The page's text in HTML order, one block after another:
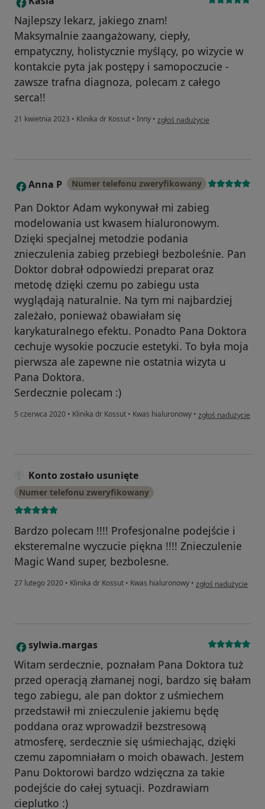
Najlepszy lekarz, jakiego znam!
Maksymalnie zaangażowany, ciepły,
empatyczny, holistycznie myślący, po wizycie w
kontakcie pyta jak postępy i samopoczucie -
zawsze trafna diagnoza, polecam z całego
serca!!
21 kwietnia 2023 • Klinika dr Kossut • Inny • w opinii użytkownika Kasia
zgłoś nadużycie
A Anna P Numer telefonu zweryfikowany
Pan Doktor Adam wykonywał mi zabieg
modelowania ust kwasem hialuronowym.
Dzięki specjalnej metodzie podania
znieczulenia zabieg przebiegł bezboleśnie. Pan
Doktor dobrał odpowiedzi preparat oraz
metodę dzięki czemu po zabiegu usta
wyglądają naturalnie. Na tym mi najbardziej
zależało, ponieważ obawiałam się
karykaturalnego efektu. Ponadto Pana Doktora
cechuje wysokie poczucie estetyki. To była moja
pierwsza ale zapewne nie ostatnia wizyta u
Pana Doktora.
Serdecznie polecam :)
5 czerwca 2020 • Klinika dr Kossut • Kwas hialuronowy • w opinii
zgłoś nadużycie
Konto zostało usunięte
Numer telefonu zweryfikowany
Bardzo polecam !!!! Profesjonalne podejście i
eksteremalne wyczucie piękna !!!! Znieczulenie
Magic Wand super, bezbolesne.
27 lutego 2020 • Klinika dr Kossut • Kwas hialuronowy • w opinii użytkownika
zgłoś nadużycie
S sylwia.margas
Witam serdecznie, poznałam Pana Doktora tuż
przed operacją złamanej nogi, bardzo się bałam
tego zabiegu, ale pan doktor z uśmiechem
przedstawił mi znieczulenie jakiemu będę
poddana oraz wprowadził bezstresową
atmosferę, serdecznie się uśmiechając, dzięki
czemu zapomniałam o moich obawach. Jestem
Panu Doktorowi bardzo wdzięczna za takie
podejście do całej sytuacji. Pozdrawiam
cieplutko :)